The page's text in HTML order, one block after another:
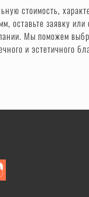
стоимость,
оставьте заявку или
Мы поможем
и эстетичного